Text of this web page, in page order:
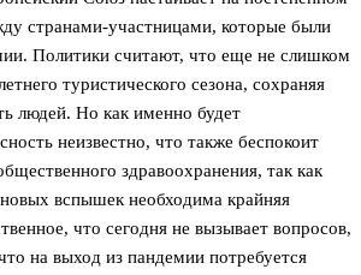
странами-участницами, которые были
Политики считают, что еще не слишком
туристического сезона, сохраняя
людей. Но как именно будет
неизвестно, что также беспокоит
здравоохранения, так как
вспышек необходима крайняя
что сегодня не вызывает вопросов,
на выход из пандемии потребуется